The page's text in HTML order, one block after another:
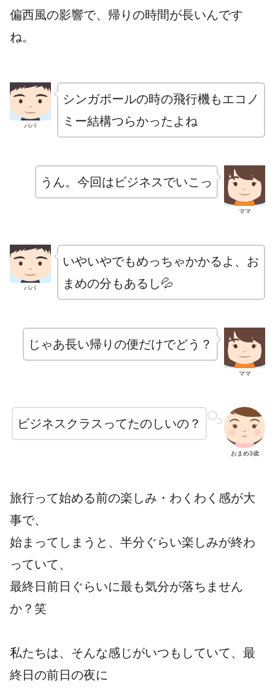
偏西風の影響で、帰りの時間が長いんです
ね。
パパ
シンガポールの時の飛行機もエコノ
ミー結構つらかったよね
ママ
うん。今回はビジネスでいこっ
パパ
いやいやでもめっちゃかかるよ、お
まめの分もあるし💦
ママ
じゃあ長い帰りの便だけでどう？
おまめ3歳
ビジネスクラスってたのしいの？
旅行って始める前の楽しみ・わくわく感が大
事で、
始まってしまうと、半分ぐらい楽しみが終わ
っていて、
最終日前日ぐらいに最も気分が落ちません
か？笑
私たちは、そんな感じがいつもしていて、最
終日の前日の夜に